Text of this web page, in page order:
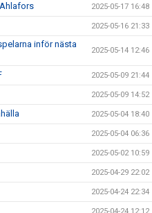
2025-05-17 16:48
2025-05-16 21:33
inför nästa
2025-05-14 12:46
2025-05-09 21:44
2025-05-09 14:52
2025-05-04 18:40
2025-05-04 06:36
2025-05-02 10:59
2025-04-29 22:02
2025-04-24 22:34